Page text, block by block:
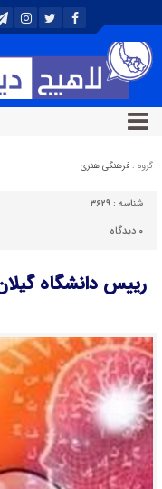
گروه : فرهنگی هنری
شناسه : ۳۶۲۹
۰ دیدگاه
رییس دانشگاه